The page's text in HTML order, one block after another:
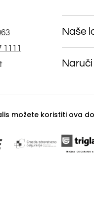
1111
Naše
možete koristiti ova